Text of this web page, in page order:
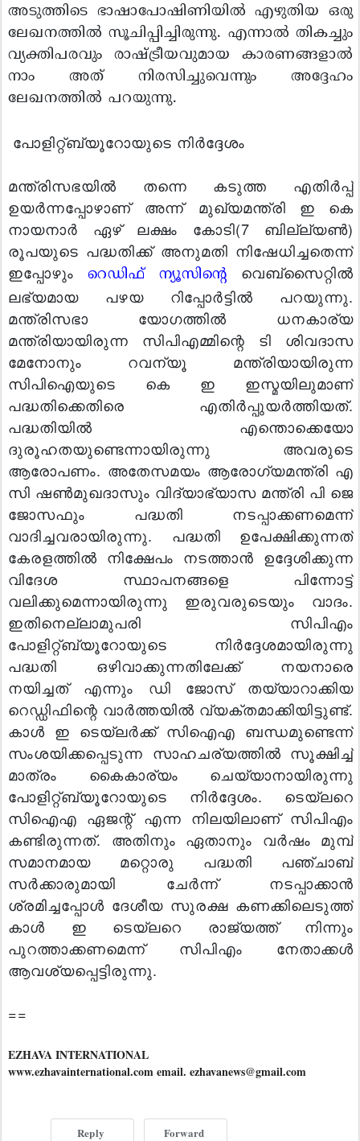
അടുത്തിടെ ഭാഷാപോഷിണിയില്‍ എഴുതിയ ഒരു
ലേഖനത്തില്‍ സൂചിപ്പിച്ചിരുന്നു. എന്നാല്‍ തികച്ചും
വ്യക്തിപരവും രാഷ്ട്രീയവുമായ കാരണങ്ങളാല്‍
നാം അത് നിരസിച്ചുവെന്നും അദ്ദേഹം
ലേഖനത്തില്‍ പറയുന്നു.
പോളിറ്റ്ബ്യൂറോയുടെ നിര്‍ദ്ദേശം
മന്ത്രിസഭയില്‍ തന്നെ കടുത്ത എതിര്‍പ്പ്
ഉയര്‍ന്നപ്പോഴാണ് അന്ന് മുഖ്യമന്ത്രി ഇ കെ
നായനാര്‍ ഏഴ് ലക്ഷം കോടി(7 ബില്ല്യണ്‍)
രൂപയുടെ പദ്ധതിക്ക് അനുമതി നിഷേധിച്ചതെന്ന്
ഇപ്പോഴും റെഡിഫ് ന്യൂസിന്റെ
വെബ്‌സൈറ്റില്‍
ലഭ്യമായ പഴയ റിപ്പോര്‍ട്ടില്‍ പറയുന്നു.
മന്ത്രിസഭാ യോഗത്തില്‍ ധനകാര്യ
മന്ത്രിയായിരുന്ന സിപിഎമ്മിന്റെ ടി ശിവദാസ
മേനോനും റവന്യൂ മന്ത്രിയായിരുന്ന
സിപിഐയുടെ കെ ഇ ഇസ്മയിലുമാണ്
പദ്ധതിക്കെതിരെ എതിര്‍പ്പുയര്‍ത്തിയത്.
പദ്ധതിയില്‍ എന്തൊക്കെയോ
ദുരൂഹതയുണ്ടെന്നായിരുന്നു അവരുടെ
ആരോപണം. അതേസമയം ആരോഗ്യമന്ത്രി എ
സി ഷണ്‍മുഖദാസും വിദ്യാഭ്യാസ മന്ത്രി പി ജെ
ജോസഫും പദ്ധതി നടപ്പാക്കണമെന്ന്
വാദിച്ചവരായിരുന്നു. പദ്ധതി ഉപേക്ഷിക്കുന്നത്
കേരളത്തില്‍ നിക്ഷേപം നടത്താന്‍ ഉദ്ദേശിക്കുന്ന
വിദേശ സ്ഥാപനങ്ങളെ പിന്നോട്ട്
വലിക്കുമെന്നായിരുന്നു ഇരുവരുടെയും വാദം.
ഇതിനെല്ലാമുപരി സിപിഎം
പോളിറ്റ്ബ്യൂറോയുടെ നിര്‍ദ്ദേശമായിരുന്നു
പദ്ധതി ഒഴിവാക്കുന്നതിലേക്ക് നയനാരെ
നയിച്ചത് എന്നും ഡി ജോസ് തയ്യാറാക്കിയ
റെഡ്ഡിഫിന്റെ വാര്‍ത്തയില്‍ വ്യക്തമാക്കിയിട്ടുണ്ട്.
കാള്‍ ഇ ടെയ്‌ലര്‍ക്ക് സിഐഎ ബന്ധമുണ്ടെന്ന്
സംശയിക്കപ്പെടുന്ന സാഹചര്യത്തില്‍ സൂക്ഷിച്ച്
മാത്രം കൈകാര്യം ചെയ്യാനായിരുന്നു
പോളിറ്റ്ബ്യൂറോയുടെ നിര്‍ദ്ദേശം. ടെയ്‌ലറെ
സിഐഎ ഏജന്റ് എന്ന നിലയിലാണ് സിപിഎം
കണ്ടിരുന്നത്. അതിനും ഏതാനും വര്‍ഷം മുമ്പ്
സമാനമായ മറ്റൊരു പദ്ധതി പഞ്ചാബ്
സര്‍ക്കാരുമായി ചേര്‍ന്ന് നടപ്പാക്കാന്‍
ശ്രമിച്ചപ്പോള്‍ ദേശീയ സുരക്ഷ കണക്കിലെടുത്ത്
കാള്‍ ഇ ടെയ്‌ലറെ രാജ്യത്ത് നിന്നും
പുറത്താക്കണമെന്ന് സിപിഎം നേതാക്കള്‍
ആവശ്യപ്പെട്ടിരുന്നു.
==
EZHAVA INTERNATIONAL
www.ezhavainternational.com email. ezhavanews@gmail.com
Reply Forward